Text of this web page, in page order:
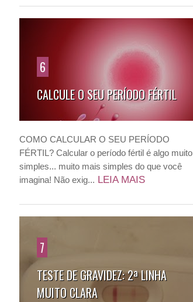
6
CALCULE O SEU PERÍODO FÉRTIL
COMO CALCULAR O SEU PERÍODO
FÉRTIL? Calcular o período fértil é algo muito
simples... muito mais simples do que você
imagina! Não exig... LEIA MAIS
7
TESTE DE GRAVIDEZ: 2ª LINHA
MUITO CLARA